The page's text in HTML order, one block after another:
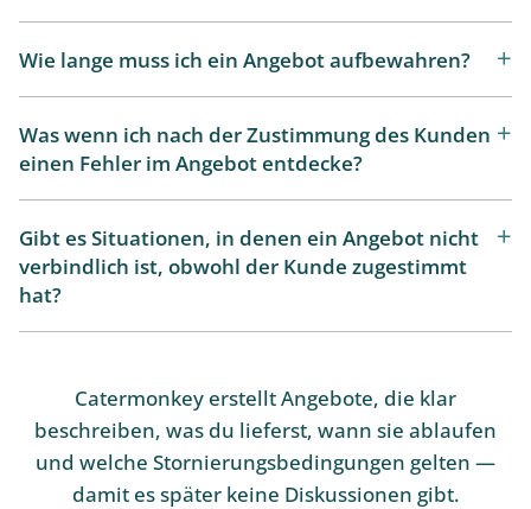
Wie lange muss ich ein Angebot aufbewahren?
Was wenn ich nach der Zustimmung des Kunden
einen Fehler im Angebot entdecke?
Gibt es Situationen, in denen ein Angebot nicht
verbindlich ist, obwohl der Kunde zugestimmt
hat?
Catermonkey erstellt Angebote, die klar
beschreiben, was du lieferst, wann sie ablaufen
und welche Stornierungsbedingungen gelten —
damit es später keine Diskussionen gibt.